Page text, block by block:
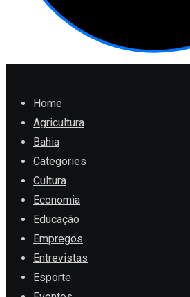
Home
Agricultura
Bahia
Categories
Cultura
Economia
Educação
Empregos
Entrevistas
Esporte